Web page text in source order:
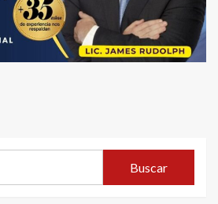
Buscar